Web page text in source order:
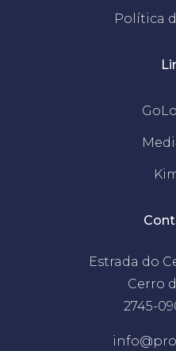
Política
Estrada do
Cerro
2745-